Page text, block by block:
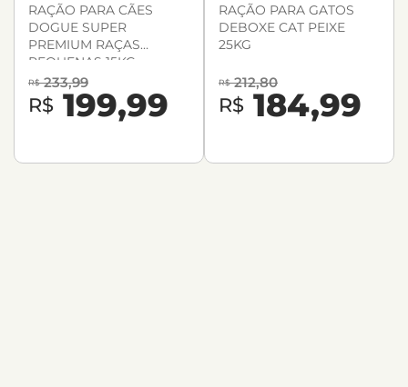
RAÇÃO PARA CÃES
DOGUE SUPER
PREMIUM RAÇAS
PEQUENAS 15KG
R$233,99
R$ 199,99
RAÇÃO PARA GATOS
DEBOXE CAT PEIXE
25KG
R$212,80
R$ 184,99